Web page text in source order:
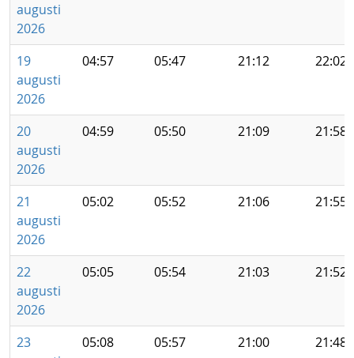
augusti
2026
19
augusti
2026
04:57 05:47 21:12 22:02
20
augusti
2026
04:59 05:50 21:09 21:58
21
augusti
2026
05:02 05:52 21:06 21:55
22
augusti
2026
05:05 05:54 21:03 21:52
23
05:08 05:57 21:00 21:48